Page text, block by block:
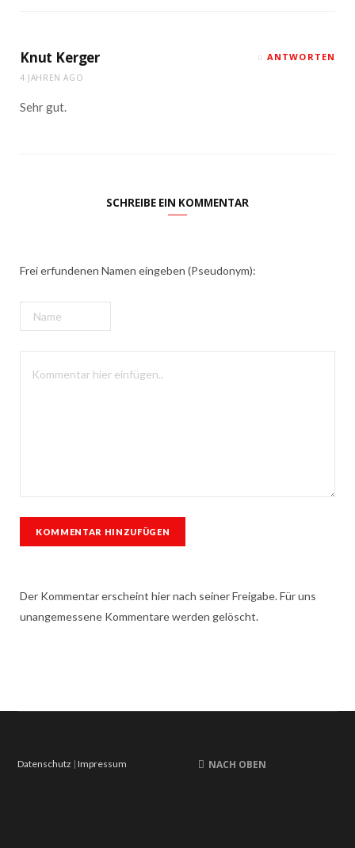
Knut Kerger
4 JAHREN AGO
ANTWORTEN
Sehr gut.
SCHREIBE EIN KOMMENTAR
Frei erfundenen Namen eingeben (Pseudonym):
Der Kommentar erscheint hier nach seiner Freigabe. Für uns
unangemessene Kommentare werden gelöscht.
Datenschutz |Impressum NACH OBEN